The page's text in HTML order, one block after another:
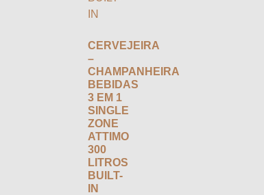
CERVEJEIRA
–
CHAMPANHEIRA
BEBIDAS
3 EM 1
SINGLE
ZONE
ATTIMO
300
LITROS
BUILT-
IN